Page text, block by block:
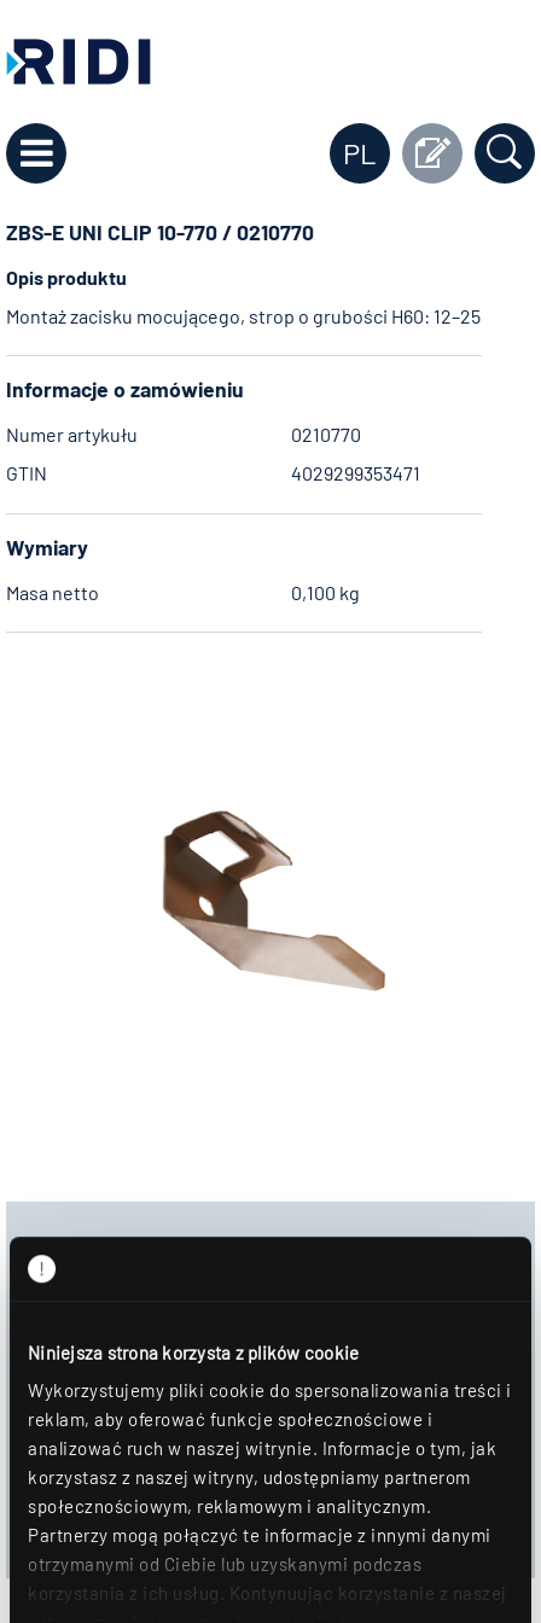
Niniejsza strona korzysta z plików cookie
Wykorzystujemy pliki cookie do spersonalizowania treści i
reklam, aby oferować funkcje społecznościowe i
analizować ruch w naszej witrynie. Informacje o tym, jak
korzystasz z naszej witryny, udostępniamy partnerom
społecznościowym, reklamowym i analitycznym.
Partnerzy mogą połączyć te informacje z innymi danymi
otrzymanymi od Ciebie lub uzyskanymi podczas
korzystania z ich usług. Kontynuując korzystanie z naszej
PL
ZBS-E UNI CLIP 10-770 / 0210770
Opis produktu
Montaż zacisku mocującego, strop o grubości H60: 12–25 mm,
Informacje o zamówieniu
Numer artykułu
0210770
GTIN
4029299353471
Wymiary
Masa netto 0,100 kg
Download
Arkusz danych
DOWNLOAD
DOŁĄCZYĆ DO NOTATNIKA